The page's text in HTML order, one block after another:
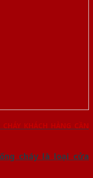
KHÁCH HÀNG CẦN
cháy là loại cửa